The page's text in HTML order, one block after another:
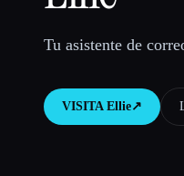
Tu asistente de
VISITA Ellie↗︎